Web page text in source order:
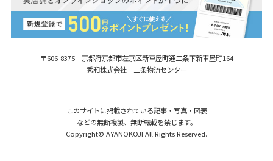
〒606-8375 京都府京都市左京区新車屋町通二条下新車屋町164
秀和株式会社 二条物流センター
このサイトに掲載されている記事・写真・図表
などの無断複製、無断転載を禁じます。
Copyright© AYANOKOJI All Rights Reserved.